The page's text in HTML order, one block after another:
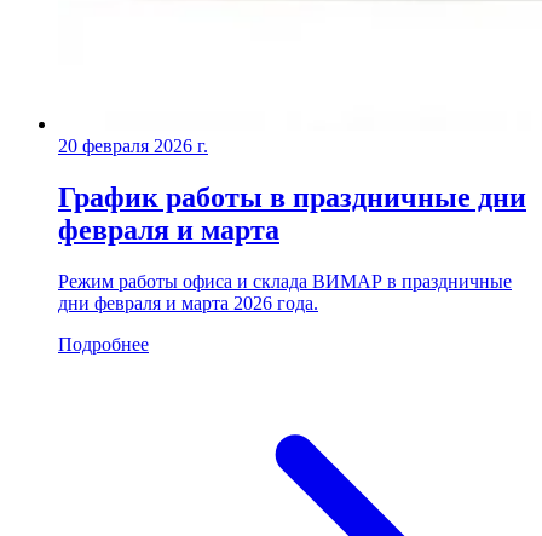
20 февраля 2026 г.
График работы в праздничные дни
февраля и марта
Режим работы офиса и склада ВИМАР в праздничные
дни февраля и марта 2026 года.
Подробнее